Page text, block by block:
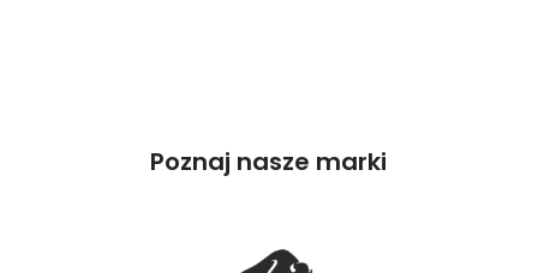
Poznaj nasze marki